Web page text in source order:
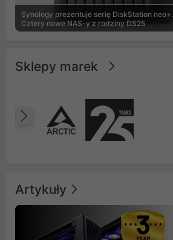
Synology prezentuje serię DiskStation neo+.
Cztery nowe NAS-y z rodziny DS25
Sklepy marek
Poprzedni
Artykuły